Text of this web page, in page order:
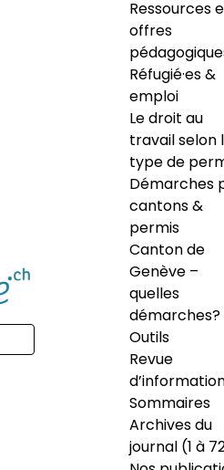
Ressources
offres
Réfugié·es &
emploi
Le droit au
travail selon
type de
Démarches
cantons &
permis
Canton de
Genève –
quelles
démarches?
Outils
Revue
Sommaires
Archives du
journal (1 à